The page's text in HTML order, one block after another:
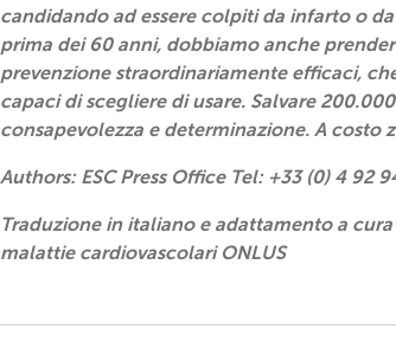
candidando ad essere colpiti da infarto o
prima dei 60 anni, dobbiamo anche
prevenzione straordinariamente efficaci,
capaci di scegliere di usare. Salvare
consapevolezza e determinazione. A costo
Authors: ESC Press Office Tel: +33 (0) 4 92
Traduzione in italiano e adattamento a
malattie cardiovascolari ONLUS